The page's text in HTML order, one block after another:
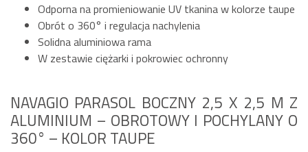
Odporna na promieniowanie UV tkanina w kolorze taupe
Obrót o 360° i regulacja nachylenia
Solidna aluminiowa rama
W zestawie ciężarki i pokrowiec ochronny
NAVAGIO PARASOL BOCZNY 2,5 X 2,5 M Z
ALUMINIUM – OBROTOWY I POCHYLANY O
360° – KOLOR TAUPE